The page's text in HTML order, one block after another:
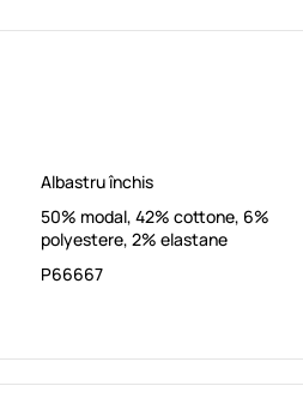
Albastru închis
50% modal, 42% cottone, 6%
polyestere, 2% elastane
P66667